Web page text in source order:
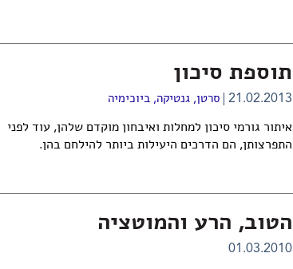
תוספת סיכון
21.02.2013 סרטן,גנטיקה,ביוכימיה
איתור גורמי סיכון למחלות ואיבחון מוקדם שלהן, עוד לפני
התפרצותן, הם הדרכים היעילות ביותר להילחם בהן.
הטוב, הרע והמוטציה
01.03.2010